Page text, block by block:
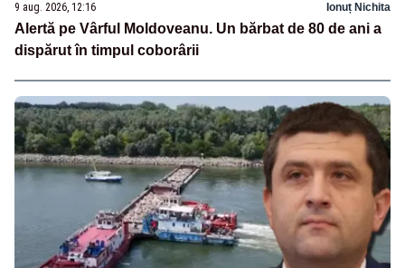
9 aug. 2026, 12:16 Ionuț Nichita
Alertă pe Vârful Moldoveanu. Un bărbat de 80 de ani a
dispărut în timpul coborârii